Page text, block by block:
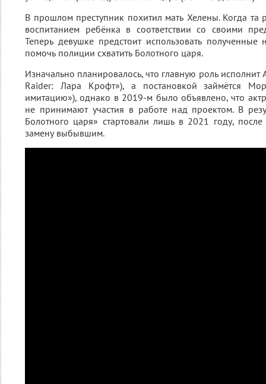
В прошлом преступник похитил мать Хелены. Когда та
воспитанием ребёнка в соответствии со своими
Теперь девушке предстоит использовать
помочь полиции схватить Болотного царя.
Изначально планировалось, что главную роль исполнит
Raider: Лара Крофт»), а постановкой займётся
имитацию»), однако в 2019-м было объявлено, что
не принимают участия в работе над проектом. В
Болотного царя» стартовали лишь в 2021 году,
замену выбывшим.